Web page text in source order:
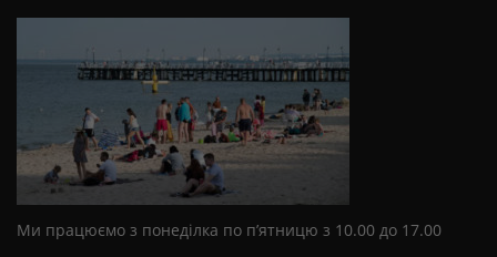
Ми працюємо з понеділка по п’ятницю з 10.00 до 17.00